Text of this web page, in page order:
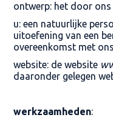
ontwerp: het door
u: een natuurlijke
uitoefening van een
overeenkomst met
website: de website
daaronder gelegen
werkzaamheden: